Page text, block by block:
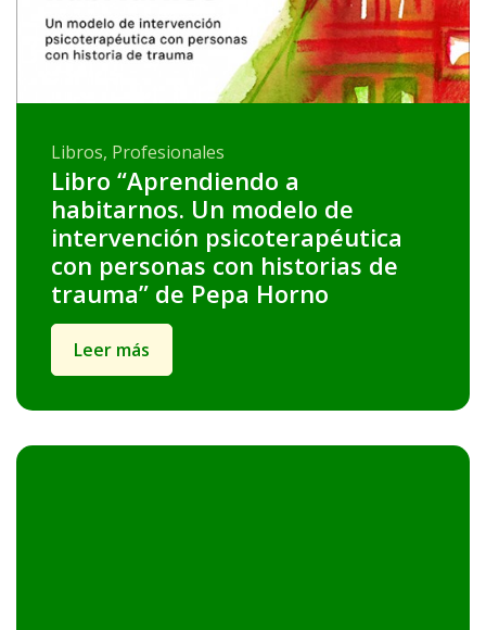
Libros, Profesionales
Libro “Aprendiendo a
habitarnos. Un modelo de
intervención psicoterapéutica
con personas con historias de
trauma” de Pepa Horno
Leer más